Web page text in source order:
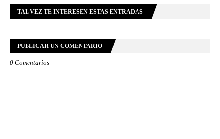
TAL VEZ TE INTERESEN ESTAS ENTRADAS
PUBLICAR UN COMENTARIO
0 Comentarios